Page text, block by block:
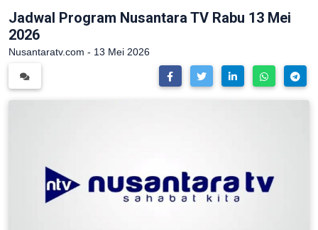
Jadwal Program Nusantara TV Rabu 13 Mei
2026
Nusantaratv.com - 13 Mei 2026